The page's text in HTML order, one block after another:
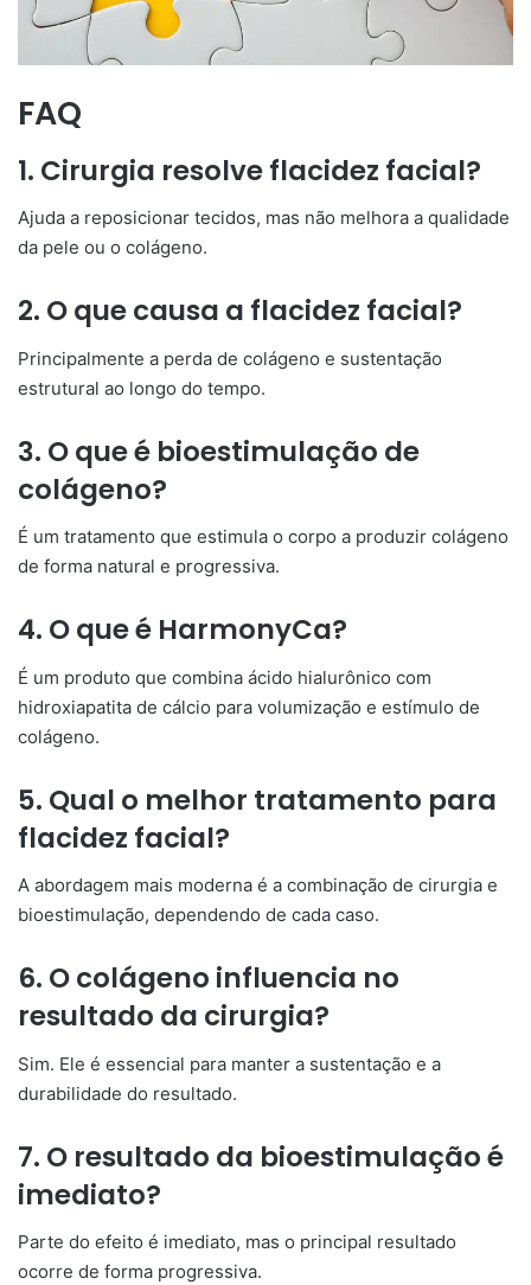
FAQ
1. Cirurgia resolve flacidez facial?
Ajuda a reposicionar tecidos, mas não melhora a qualidade
da pele ou o colágeno.
2. O que causa a flacidez facial?
Principalmente a perda de colágeno e sustentação
estrutural ao longo do tempo.
3. O que é bioestimulação de
colágeno?
É um tratamento que estimula o corpo a produzir colágeno
de forma natural e progressiva.
4. O que é HarmonyCa?
É um produto que combina ácido hialurônico com
hidroxiapatita de cálcio para volumização e estímulo de
colágeno.
5. Qual o melhor tratamento para
flacidez facial?
A abordagem mais moderna é a combinação de cirurgia e
bioestimulação, dependendo de cada caso.
6. O colágeno influencia no
resultado da cirurgia?
Sim. Ele é essencial para manter a sustentação e a
durabilidade do resultado.
7. O resultado da bioestimulação é
imediato?
Parte do efeito é imediato, mas o principal resultado
ocorre de forma progressiva.